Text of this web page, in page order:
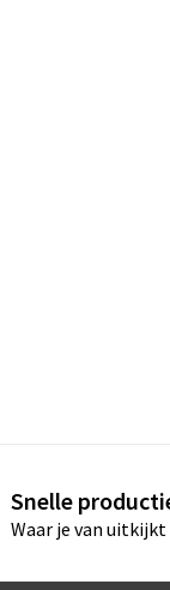
Snelle
Waar je van uitkijkt